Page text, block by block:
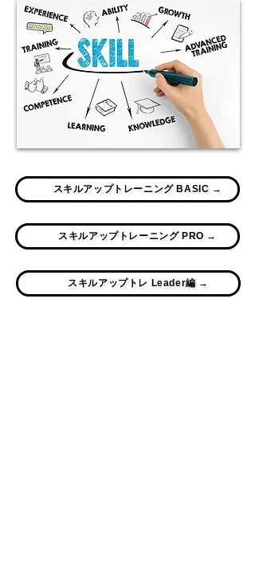
スキルアップトレーニング BASIC →
スキルアップトレーニング PRO →
スキルアップトレ Leader編 →